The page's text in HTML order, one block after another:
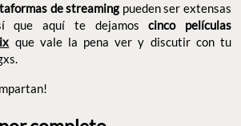
de streaming pueden ser extensas
que aquí te dejamoscinco películas
que vale la pena ver y discutir con tu